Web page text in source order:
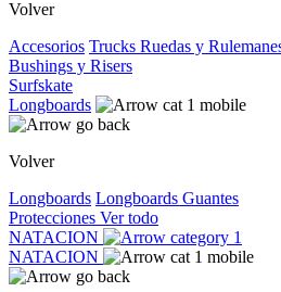
Volver
Accesorios Trucks Ruedas y
Bushings y Risers
Surfskate
Longboards
Volver
Longboards Longboards Guantes
Protecciones Ver todo
NATACION
NATACION